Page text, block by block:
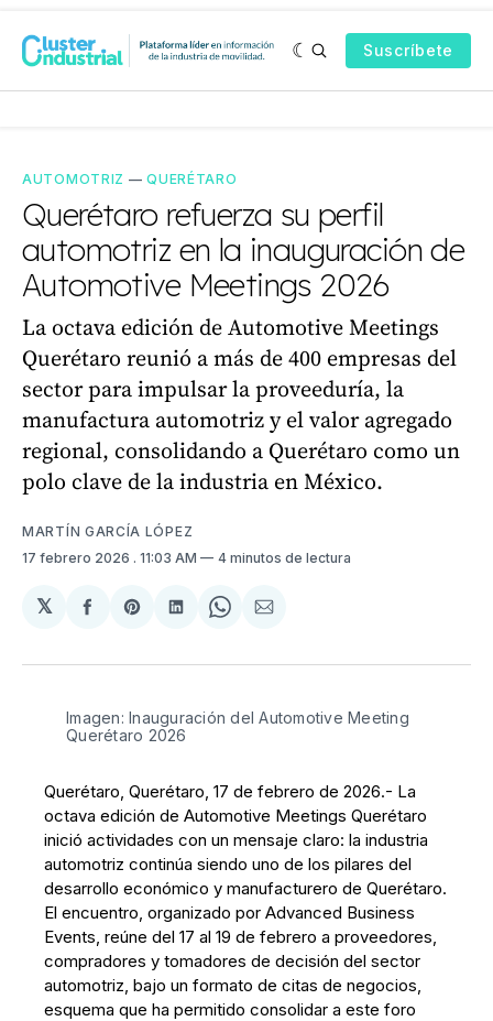
Suscríbete
AUTOMOTRIZ —QUERÉTARO
Querétaro refuerza su perfil
automotriz en la inauguración de
Automotive Meetings 2026
La octava edición de Automotive Meetings
Querétaro reunió a más de 400 empresas del
sector para impulsar la proveeduría, la
manufactura automotriz y el valor agregado
regional, consolidando a Querétaro como un
polo clave de la industria en México.
MARTÍN GARCÍA LÓPEZ
17 febrero 2026 . 11:03 AM 4 minutos de lectura
𝕏
Compartir
Facebook
Share
Pinterest
Compartir
LinkedIn
Share
WhatsApp
Compartir
Email
Imagen: Inauguración del Automotive Meeting
Querétaro 2026
Querétaro, Querétaro, 17 de febrero de 2026.- La
octava edición de Automotive Meetings Querétaro
inició actividades con un mensaje claro: la industria
automotriz continúa siendo uno de los pilares del
desarrollo económico y manufacturero de Querétaro.
El encuentro, organizado por Advanced Business
Events, reúne del 17 al 19 de febrero a proveedores,
compradores y tomadores de decisión del sector
automotriz, bajo un formato de citas de negocios,
esquema que ha permitido consolidar a este foro